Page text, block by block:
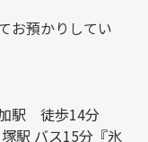
お預かりしてい
駅 徒歩14分
バス15分『氷